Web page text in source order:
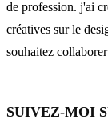
de profession. j'ai
créatives sur le
souhaitez
SUIVEZ-MOI